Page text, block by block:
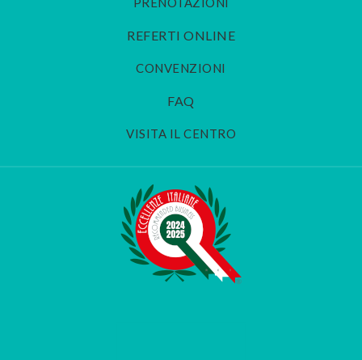
REFERTI ONLINE
CONVENZIONI
FAQ
VISITA IL CENTRO